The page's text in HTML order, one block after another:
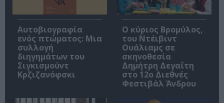
Αυτοβιογραφία
ενός πτώματος: Μια
συλλογή
διηγημάτων του
Σιγκισμούντ
Κρζιζανόφσκι
O κύριος Βρομύλος,
του Ντέιβιντ
Ουάλιαμς σε
σκηνοθεσία
Δημήτρη Δεγαΐτη
στο 12ο Διεθνές
Φεστιβάλ Άνδρου